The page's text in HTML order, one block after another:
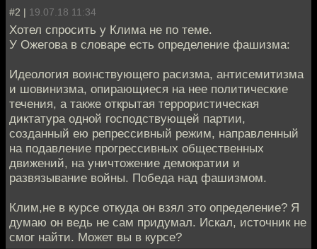
#2 | 19.07.18 11:34
Хотел спросить у Клима не по теме.
У Ожегова в словаре есть определение фашизма:
Идеология воинствующего расизма, антисемитизма
и шовинизма, опирающиеся на нее политические
течения, а также открытая террористическая
диктатура одной господствующей партии,
созданный ею репрессивный режим, направленный
на подавление прогрессивных общественных
движений, на уничтожение демократии и
развязывание войны. Победа над фашизмом.
Клим,не в курсе откуда он взял это определение? Я
думаю он ведь не сам придумал. Искал, источник не
смог найти. Может вы в курсе?